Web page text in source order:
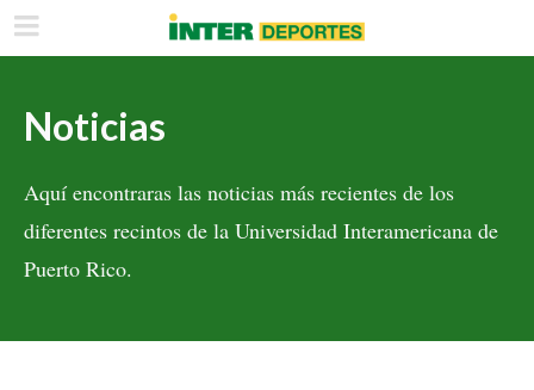
Noticias
Aquí encontraras las noticias más recientes de los
diferentes recintos de la Universidad Interamericana de
Puerto Rico.